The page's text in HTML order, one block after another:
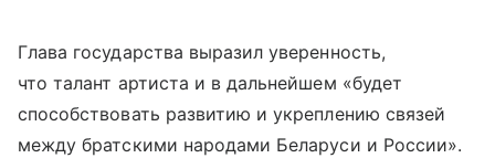
Глава государства выразил уверенность,
что талант артиста и в дальнейшем «будет
способствовать развитию и укреплению связей
между братскими народами Беларуси и России».